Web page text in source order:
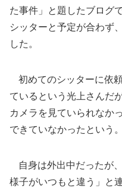
た事件」と題したブログ
シッターと予定が合わず
した。
初めてのシッターに依
ているという光上さんだ
カメラを見ていられなか
できていなかったという。
自身は外出中だったが
様子がいつもと違う」と